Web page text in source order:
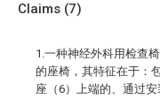
Claims (7)
1.一种神经外科用检查
的座椅，其特征在于：
座（6）上端的、通过